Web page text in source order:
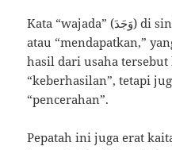
Kata “wajada” (وَجَدَ) di sini berarti “menemukan”
atau “mendapatkan,”
hasil dari usaha tersebut
“keberhasilan”, tetapi
“pencerahan”.
Pepatah ini juga erat